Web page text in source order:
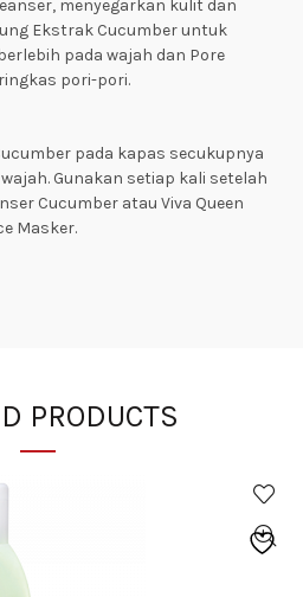
menyegarkan kulit dan
Ekstrak Cucumber untuk
pada wajah dan Pore
pori-pori.
pada kapas secukupnya
Gunakan setiap kali setelah
Cucumber atau Viva Queen
Masker.
PRODUCTS